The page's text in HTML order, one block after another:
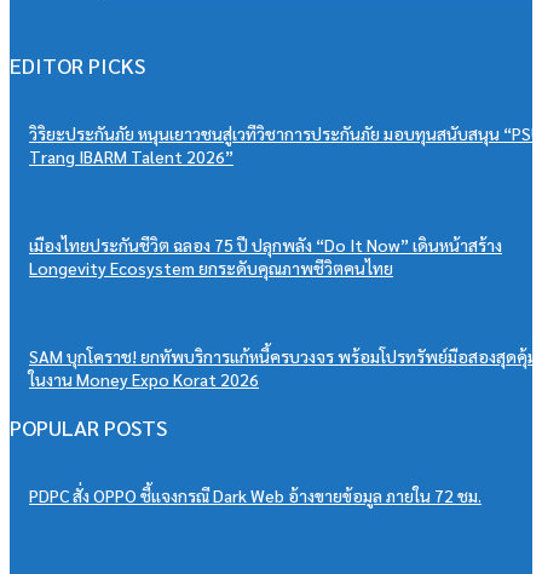
EDITOR PICKS
วิริยะประกันภัย หนุนเยาวชนสู่เวทีวิชาการประกันภัย มอบทุนสนับสนุน “PSU
Trang IBARM Talent 2026”
เมืองไทยประกันชีวิต ฉลอง 75 ปี ปลุกพลัง “Do It Now” เดินหน้าสร้าง
Longevity Ecosystem ยกระดับคุณภาพชีวิตคนไทย
SAM บุกโคราช! ยกทัพบริการแก้หนี้ครบวงจร พร้อมโปรทรัพย์มือสองสุดคุ้ม
ในงาน Money Expo Korat 2026
POPULAR POSTS
PDPC สั่ง OPPO ชี้แจงกรณี Dark Web อ้างขายข้อมูล ภายใน 72 ชม.